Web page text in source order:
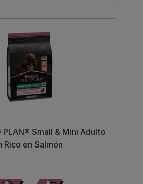
PLAN® Small & Mini Adulto
Rico en Salmón